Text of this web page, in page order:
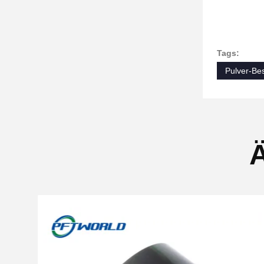
Tags:
Pulver-